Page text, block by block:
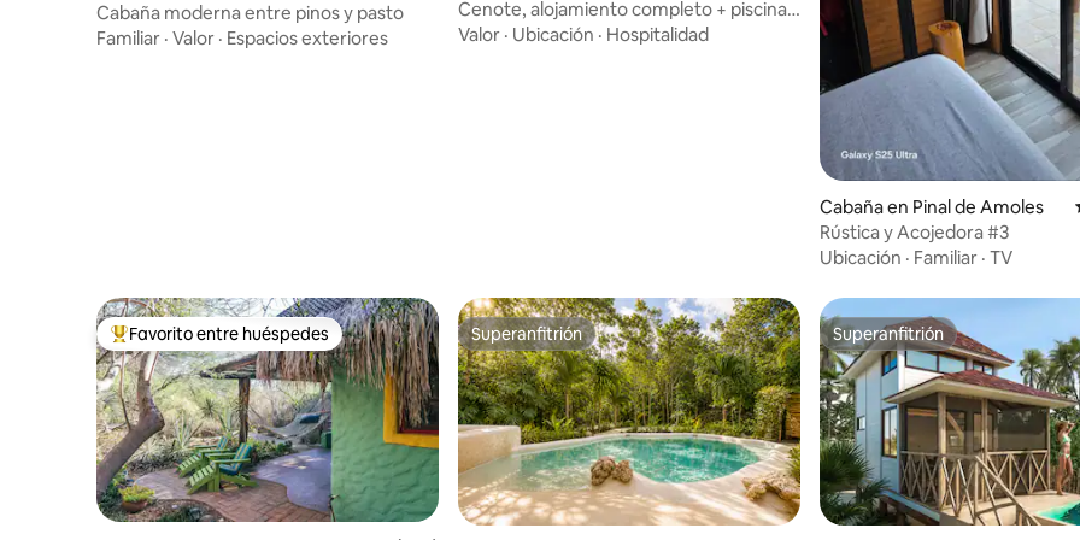
Cabaña moderna entre pinos y pasto
Familiar · Valor · Espacios exteriores
Cenote, alojamiento completo + piscina
natural
Valor · Ubicación · Hospitalidad
Cabaña en Pinal de Amoles
Rústica y Acojedora #3
Ubicación · Familiar · TV
De los mejores en Favorito entre huéspedes
Favorito entre huéspedes Superanfitrión
Superanfitrión Superanfitrión
Superanfitrión